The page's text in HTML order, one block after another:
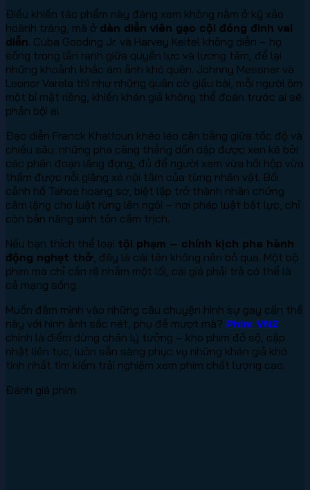
Điều khiến tác phẩm này đáng xem không nằm ở kỹ xảo
hoành tráng, mà ở dàn diễn viên gạo cội đóng đinh vai
diễn. Cuba Gooding Jr. và Harvey Keitel không diễn – họ
sống trong lằn ranh giữa quyền lực và lương tâm, để lại
những khoảnh khắc ám ảnh khó quên. Johnny Messner và
Leonor Varela thì như những quân cờ giấu bài, mỗi người ôm
một bí mật riêng, khiến khán giả không thể đoán trước ai sẽ
phản bội ai.
Đạo diễn Franck Khalfoun khéo léo cân bằng giữa tốc độ và
chiều sâu: những pha căng thẳng dồn dập được xen kẽ bởi
các phân đoạn lắng đọng, đủ để người xem vừa hồi hộp vừa
thấm được nỗi giằng xé nội tâm của từng nhân vật. Bối
cảnh hồ Tahoe hoang sơ, biệt lập trở thành nhân chứng
câm lặng cho luật rừng lên ngôi – nơi pháp luật bất lực, chỉ
còn bản năng sinh tồn cầm trịch.
Nếu bạn thích thể loại tội phạm – chính kịch pha hành
động nghẹt thở , đây là cái tên không nên bỏ qua. Một bộ
phim mà chỉ cần rẽ nhầm một lối, cái giá phải trả có thể là
cả mạng sống.
Muốn đắm mình vào những câu chuyện hình sự gay cấn thế
này với hình ảnh sắc nét, phụ đề mượt mà? Phim VN2
chính là điểm dừng chân lý tưởng – kho phim đồ sộ, cập
nhật liên tục, luôn sẵn sàng phục vụ những khán giả khó
tính nhất tìm kiếm trải nghiệm xem phim chất lượng cao.
Đánh giá phim